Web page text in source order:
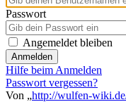
Passwort
Angemeldet bleiben
Anmelden
Hilfe beim Anmelden
Passwort vergessen?
Von „http://wulfen-